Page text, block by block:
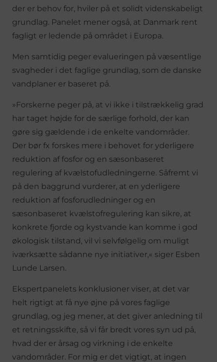
der er behov for, hviler på et solidt videnskabeligt
grundlag. Panelet mener også, at Danmark rent
fagligt er ledende på området i Europa.
Men samtidig peger evalueringen på væsentlige
svagheder i det faglige grundlag, som de danske
vandplaner er baseret på.
»Forskerne peger på, at vi ikke i tilstrækkelig grad
har taget højde for de særlige forhold, der kan
gøre sig gældende i de enkelte vandområder.
Der bør fx forskes mere i behovet for yderligere
reduktion af fosfor og en sæsonbaseret
regulering af kvælstofudledningerne. Såfremt vi
på den baggrund vurderer, at en yderligere
reduktion af fosforudledninger og en
sæsonbaseret kvælstofregulering kan sikre, at
konkrete fjorde og kystvande kan komme i god
økologisk tilstand, vil vi selvfølgelig om muligt
iværksætte sådanne nye initiativer,« siger Esben
Lunde Larsen.
Ekspertpanelets konklusioner viser, at det var
helt rigtigt at få nye øjne på vores faglige
grundlag, og jeg mener, at det giver anledning til
et retningsskifte, så vi får bredt vores syn ud på,
hvad der er årsag og virkning i de enkelte
vandområder. For mig er det vigtigt, at ingen